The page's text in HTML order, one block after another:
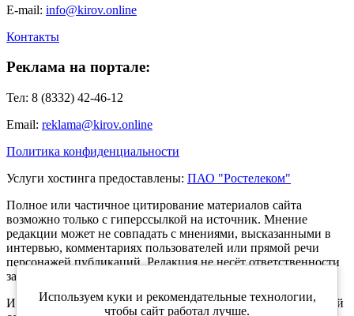
E-mail: info@kirov.online
Контакты
Реклама на портале:
Тел: 8 (8332) 42-46-12
Email: reklama@kirov.online
Политика конфиденциальности
Услуги хостинга предоставлены: ПАО "Ростелеком"
Полное или частичное цитирование материалов сайта
возможно только с гиперссылкой на источник. Мнение
редакции может не совпадать с мнениями, высказанными в
интервью, комментариях пользователей или прямой речи
персонажей публикаций. Редакция не несёт ответственности
за текст комментариев читателей.
Интернет-портал Kirov.online зарегистрирован в Федеральной
Используем куки и рекомендательные технологии,
чтобы сайт работал лучше.